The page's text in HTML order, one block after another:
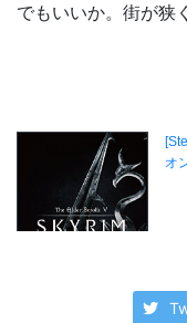
でもいいか。街が狭